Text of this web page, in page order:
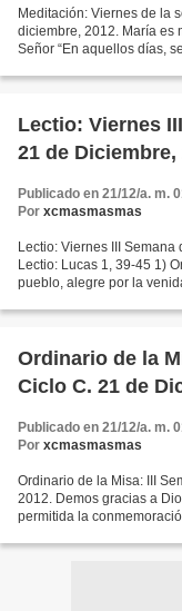
Meditación: Viernes de la
diciembre, 2012. María es
Señor “En aquellos días,
Lectio: Viernes
21 de Diciembre,
Publicado en 21/12/a. m.
Por xcmasmasmas
Lectio: Viernes III Semana
Lectio: Lucas 1, 39-45 1)
pueblo, alegre por la
Ordinario de la
Ciclo C. 21 de
Publicado en 21/12/a. m.
Por xcmasmasmas
Ordinario de la Misa: III
2012. Demos gracias a
permitida la